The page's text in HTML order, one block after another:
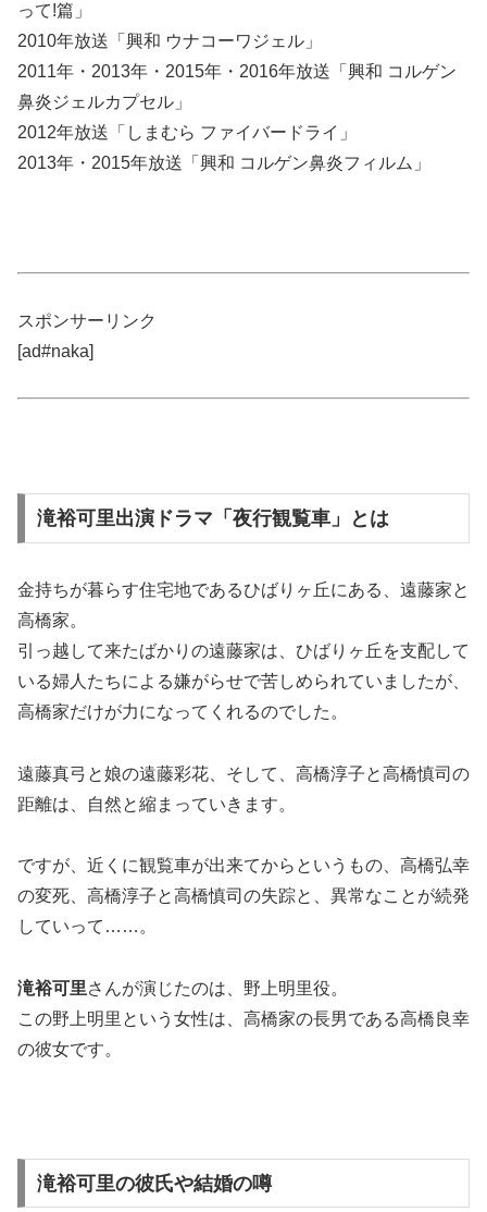
って!篇」
2010年放送「興和 ウナコーワジェル」
2011年・2013年・2015年・2016年放送「興和 コルゲン
鼻炎ジェルカプセル」
2012年放送「しまむら ファイバードライ」
2013年・2015年放送「興和 コルゲン鼻炎フィルム」
スポンサーリンク
[ad#naka]
滝裕可里出演ドラマ「夜行観覧車」とは
金持ちが暮らす住宅地であるひばりヶ丘にある、遠藤家と
高橋家。
引っ越して来たばかりの遠藤家は、ひばりヶ丘を支配して
いる婦人たちによる嫌がらせで苦しめられていましたが、
高橋家だけが力になってくれるのでした。
遠藤真弓と娘の遠藤彩花、そして、高橋淳子と高橋慎司の
距離は、自然と縮まっていきます。
ですが、近くに観覧車が出来てからというもの、高橋弘幸
の変死、高橋淳子と高橋慎司の失踪と、異常なことが続発
していって……。
滝裕可里さんが演じたのは、野上明里役。
この野上明里という女性は、高橋家の長男である高橋良幸
の彼女です。
滝裕可里の彼氏や結婚の噂